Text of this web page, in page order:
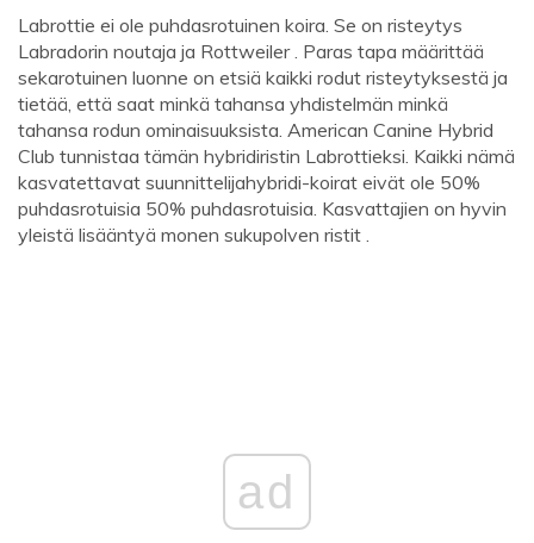
Labrottie ei ole puhdasrotuinen koira. Se on risteytys
Labradorin noutaja ja Rottweiler . Paras tapa määrittää
sekarotuinen luonne on etsiä kaikki rodut risteytyksestä ja
tietää, että saat minkä tahansa yhdistelmän minkä
tahansa rodun ominaisuuksista. American Canine Hybrid
Club tunnistaa tämän hybridiristin Labrottieksi. Kaikki nämä
kasvatettavat suunnittelijahybridi-koirat eivät ole 50%
puhdasrotuisia 50% puhdasrotuisia. Kasvattajien on hyvin
yleistä lisääntyä monen sukupolven ristit .
ad